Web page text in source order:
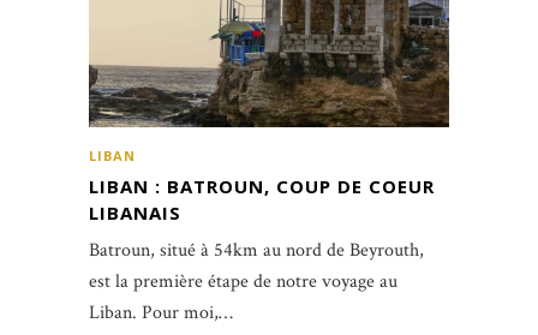
LIBAN
LIBAN : BATROUN, COUP DE COEUR
LIBANAIS
Batroun, situé à 54km au nord de Beyrouth,
est la première étape de notre voyage au
Liban. Pour moi,…